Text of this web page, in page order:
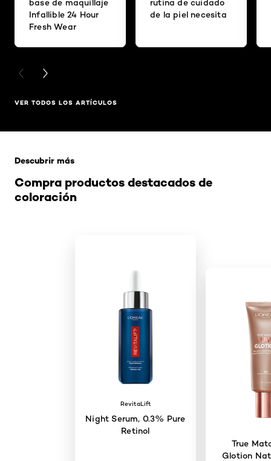
base de maquillaje
Infallible 24 Hour
Fresh Wear
rutina de cuidado
de la piel necesita
PREVIOUS CARD
NEXT CARD
VER TODOS LOS ARTÍCULOS
Compra productos destacados de
coloración
Descubrir más
RevitaLift
Night Serum, 0.3% Pure
Retinol
True
Glotion